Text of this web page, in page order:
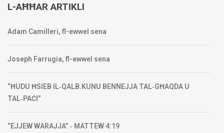
L-AĦĦAR ARTIKLI
Adam Camilleri, fl-ewwel sena
Joseph Farrugia, fl-ewwel sena
“ĦUDU ĦSIEB IL‑QALB.KUNU BENNEJJA TAL‑GĦAQDA U
TAL‑PAĊI”
“EJJEW WARAJJA” ‑ MATTEW 4:19